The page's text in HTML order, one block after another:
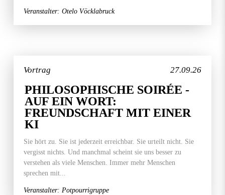
Veranstalter: Otelo Vöcklabruck
27.09.26
Vortrag
PHILOSOPHISCHE SOIRÉE -
AUF EIN WORT:
FREUNDSCHAFT MIT EINER
KI
Sie hört zu. Sie ist jederzeit erreichbar. Sie urteilt nicht. Sie
vergisst nichts. Und manchmal scheint sie uns besser zu
verstehen als viele Menschen. Immer mehr Menschen
sprechen mit...
Veranstalter: Potpourrigruppe